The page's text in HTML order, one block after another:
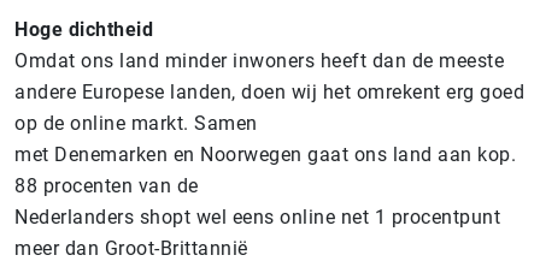
Hoge dichtheid
Omdat ons land minder inwoners heeft dan de meeste
andere Europese landen, doen wij het omrekent erg goed
op de online markt. Samen
met Denemarken en Noorwegen gaat ons land aan kop.
88 procenten van de
Nederlanders shopt wel eens online net 1 procentpunt
meer dan Groot-Brittannië